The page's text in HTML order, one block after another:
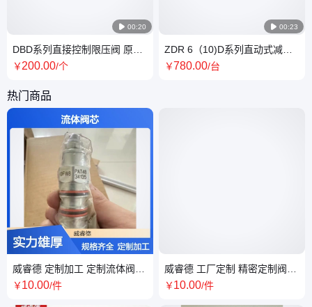
 00:20
DBD系列直接控制限压阀 原装
正品 德国Rexroth力士乐 液压
￥200.00/个
 00:23
ZDR 6（10)D系列直动式减压
阀 德国Rexroth力士乐 液压阀
￥780.00/台
热门商品
威睿德 定制加工 定制流体阀芯
规格齐全 设备维修替换件
￥10.00/件
威睿德 工厂定制 精密定制阀芯
规格齐全 定制化阀体配件
￥10.00/件